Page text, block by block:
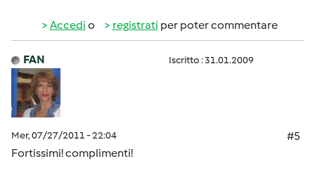
Accedi o registrati per poter commentare
FAN Iscritto : 31.01.2009
Mer, 07/27/2011 - 22:04
#5
Fortissimi! complimenti!